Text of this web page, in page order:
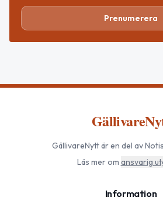
Prenumerera
GällivareNyttär en del av
Läs mer om ansvarig
Information